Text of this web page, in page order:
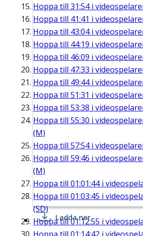
Hoppa till 31:54i
Hoppa till 41:41 i
Hoppa till 43:04i
Hoppa till 44:19 i
Hoppa till 46:09 i
Hoppa till 47:33 i
Hoppa till 49:44i
Hoppa till 51:31 i
Hoppa till 53:38 i
Hoppa till 55:30 i
(M)
Hoppa till 57:54i
Hoppa till 59:46 i
(M)
Hoppa till 01:01:44i
Hoppa till 01:03:45 i
(SD)
Hoppa till01:12:55 i
Ladda ner